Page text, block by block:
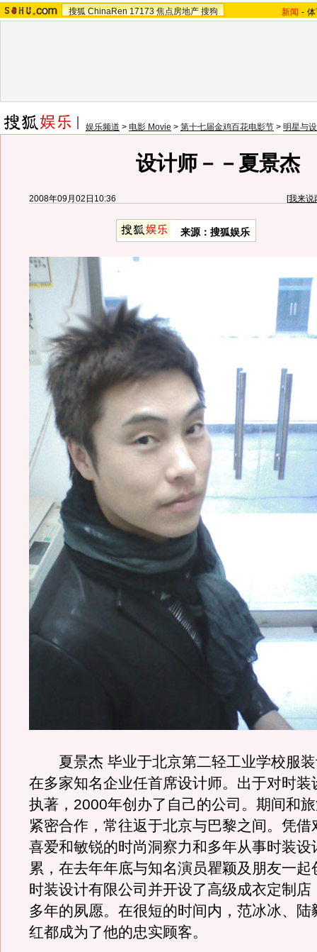
搜狐 ChinaRen 17173 焦点房地产 搜狗 新闻 -
娱乐频道 > 电影 Movie > 第十七届金鸡百花电影节 > 明星与
设计师－－夏景杰
2008年09月02日10:36 [我来说
来源：搜狐娱乐
夏景杰 毕业于北京第二轻工业学校服装
在多家知名企业任首席设计师。出于对时装
执著，2000年创办了自己的公司。期间和
紧密合作，常往返于北京与巴黎之间。凭借
喜爱和敏锐的时尚洞察力和多年从事时装设
累，在去年年底与知名演员瞿颖及朋友一起
时装设计有限公司并开设了高级成衣定制店
多年的夙愿。在很短的时间内，范冰冰、陆
红都成为了他的忠实顾客。